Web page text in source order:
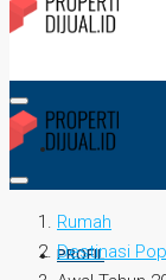
HOME
PROFIL
Rumah
Destinasi